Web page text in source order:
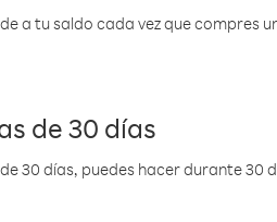
a tu saldo cada vez que compres
de 30 días
30 días, puedes hacer durante